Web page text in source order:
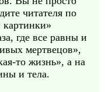
читателя по
где все равны и
мертвецов»,
то жизнь», а на
и тела.